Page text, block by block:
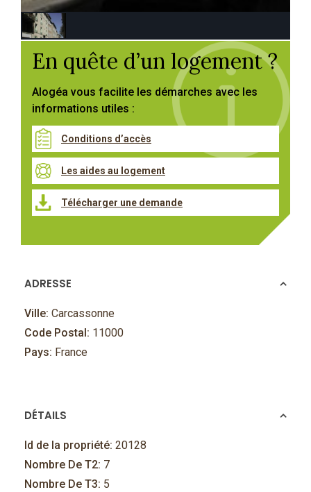
En quête d’un logement ?
Alogéa vous facilite les démarches avec les
informations utiles :
Conditions d’accès
Les aides au logement
Télécharger une demande
ADRESSE
Ville: Carcassonne
Code Postal: 11000
Pays: France
DÉTAILS
Id de la propriété: 20128
Nombre De T2: 7
Nombre De T3: 5